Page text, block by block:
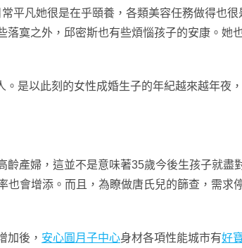
平凡她很是在乎頤養，各類美容任務做得也
落寞之外，邱密斯也有些煩惱孩子的安康。她
是以此刻的女性成婚生子的年紀越來越年夜
齡產婦，這並不是意味著35歲今後生孩子就盡
會增添。而且，為瞭做唐氏兒的篩查，需求
加後， 安心圓月子中心身材各項性能城市有好